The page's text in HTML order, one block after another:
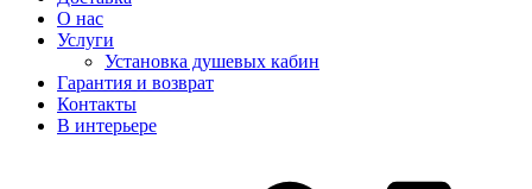
О нас
Услуги
Установка душевых кабин
Гарантия и возврат
Контакты
В интерьере